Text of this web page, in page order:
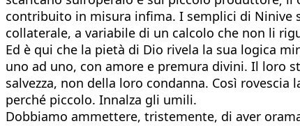
contribuito in misura infima. I semplici di Ninive
collaterale, a variabile di un calcolo che non li
Ed è qui che la pietà di Dio rivela la sua logica
uno ad uno, con amore e premura divini. Il loro
salvezza, non della loro condanna. Così
perché piccolo. Innalza gli umili.
Dobbiamo ammettere, tristemente, di aver